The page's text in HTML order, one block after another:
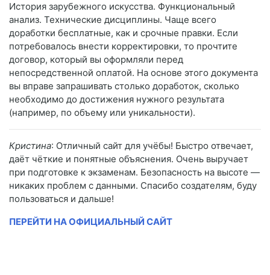
История зарубежного искусства. Функциональный
анализ. Технические дисциплины. Чаще всего
доработки бесплатные, как и срочные правки. Если
потребовалось внести корректировки, то прочтите
договор, который вы оформляли перед
непосредственной оплатой. На основе этого документа
вы вправе запрашивать столько доработок, сколько
необходимо до достижения нужного результата
(например, по объему или уникальности).
Кристина: Отличный сайт для учёбы! Быстро отвечает,
даёт чёткие и понятные объяснения. Очень выручает
при подготовке к экзаменам. Безопасность на высоте —
никаких проблем с данными. Спасибо создателям, буду
пользоваться и дальше!
ПЕРЕЙТИ НА ОФИЦИАЛЬНЫЙ САЙТ